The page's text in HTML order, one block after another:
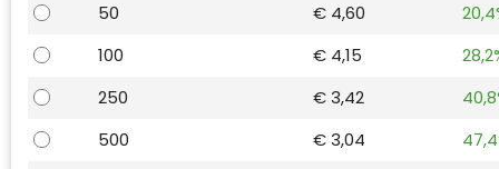
MyKit
Ocean Bottle
50
€ 4,60
100
€ 4,15
250
€ 3,42
500
€ 3,04